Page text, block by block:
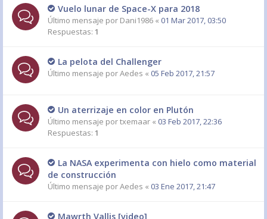
Vuelo lunar de Space-X para 2018
Último mensaje por Dani1986 « 01 Mar 2017, 03:50
Respuestas: 1
La pelota del Challenger
Último mensaje porAedes « 05 Feb 2017, 21:57
Un aterrizaje en color en Plutón
Último mensaje portxemaar « 03 Feb 2017, 22:36
Respuestas: 1
La NASA experimenta con hielo como material
de construcción
Último mensaje porAedes « 03 Ene 2017, 21:47
Mawrth Vallis [video]